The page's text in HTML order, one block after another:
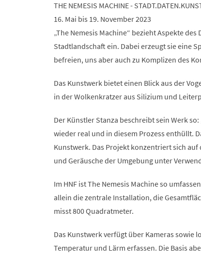
THE NEMESIS MACHINE -
16. Mai bis 19. November 2023
„The Nemesis Machine“ bezieht Aspekte
Stadtlandschaft ein. Dabei erzeugt sie eine
befreien, uns aber auch zu Komplizen des
Das Kunstwerk bietet einen Blick aus der
in der Wolkenkratzer aus Silizium und
Der Künstler Stanza beschreibt sein Werk
wieder real und in diesem Prozess enthüllt.
Kunstwerk. Das Projekt konzentriert sich
und Geräusche der Umgebung unter
Im HNF ist The Nemesis Machine so
allein die zentrale Installation, die
misst 800 Quadratmeter.
Das Kunstwerk verfügt über Kameras sowie
Temperatur und Lärm erfassen. Die Basis